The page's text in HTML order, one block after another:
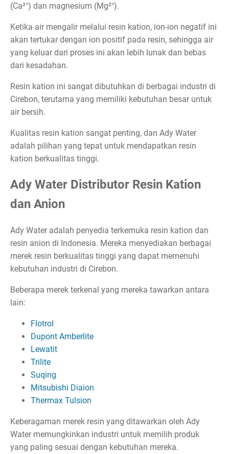
(Ca²⁺) dan magnesium (Mg²⁺).
Ketika air mengalir melalui resin kation, ion-ion negatif ini
akan tertukar dengan ion positif pada resin, sehingga air
yang keluar dari proses ini akan lebih lunak dan bebas
dari kesadahan.
Resin kation ini sangat dibutuhkan di berbagai industri di
Cirebon, terutama yang memiliki kebutuhan besar untuk
air bersih.
Kualitas resin kation sangat penting, dan Ady Water
adalah pilihan yang tepat untuk mendapatkan resin
kation berkualitas tinggi.
Ady Water Distributor Resin Kation
dan Anion
Ady Water adalah penyedia terkemuka resin kation dan
resin anion di Indonesia. Mereka menyediakan berbagai
merek resin berkualitas tinggi yang dapat memenuhi
kebutuhan industri di Cirebon.
Beberapa merek terkenal yang mereka tawarkan antara
lain:
Flotrol
Dupont Amberlite
Lewatit
Trilite
Suqing
Mitsubishi Diaion
Thermax Tulsion
Keberagaman merek resin yang ditawarkan oleh Ady
Water memungkinkan industri untuk memilih produk
yang paling sesuai dengan kebutuhan mereka.